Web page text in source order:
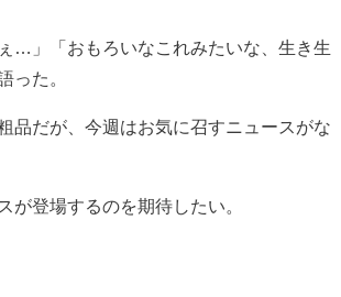
…」「おもろいなこれみたいな、生き生
った。
品だが、今週はお気に召すニュースがな
が登場するのを期待したい。